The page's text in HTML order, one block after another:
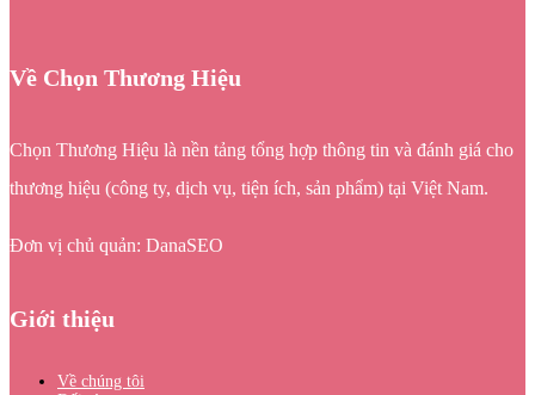
Về Chọn Thương Hiệu
Chọn Thương Hiệu là nền tảng tổng hợp thông tin và đánh giá cho
thương hiệu (công ty, dịch vụ, tiện ích, sản phẩm) tại Việt Nam.
Đơn vị chủ quản: DanaSEO
Giới thiệu
Về chúng tôi